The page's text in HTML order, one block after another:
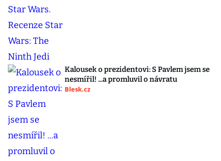
Kalousek o prezidentovi: S Pavlem jsem se
nesmířil! ...a promluvil o návratu
Blesk.cz